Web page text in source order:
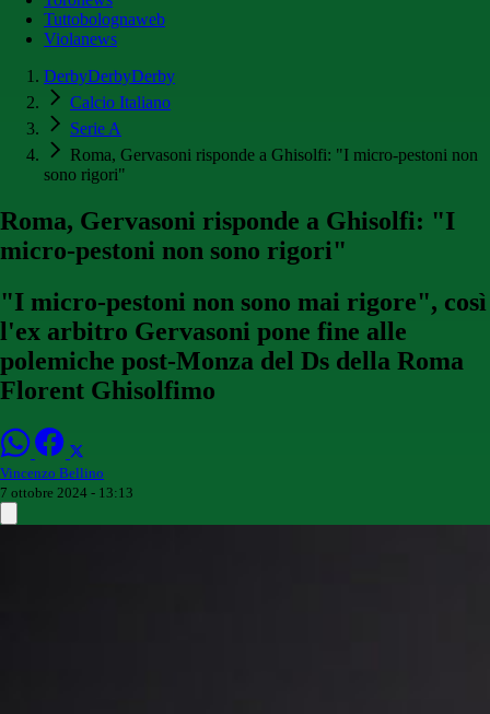
Tuttobolognaweb
Violanews
DerbyDerbyDerby
Calcio Italiano
Serie A
Roma, Gervasoni risponde a Ghisolfi: "I micro-pestoni non
sono rigori"
Roma, Gervasoni risponde a Ghisolfi: "I
micro-pestoni non sono rigori"
"I micro-pestoni non sono mai rigore", così
l'ex arbitro Gervasoni pone fine alle
polemiche post-Monza del Ds della Roma
Florent Ghisolfimo
Vincenzo Bellino
7 ottobre 2024 - 13:13